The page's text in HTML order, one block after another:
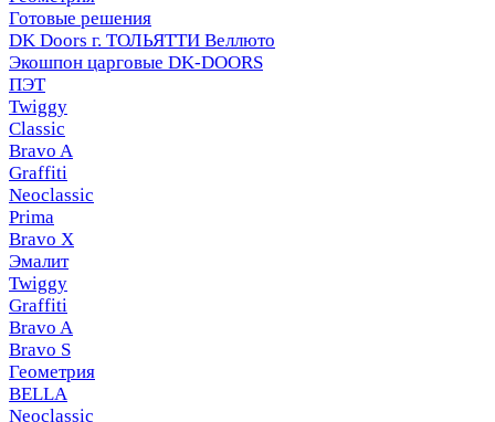
Готовые решения
DK Doors г. ТОЛЬЯТТИ Веллюто
Экошпон царговые DK-DOORS
ПЭТ
Twiggy
Classic
Bravo A
Graffiti
Neoclassic
Prima
Bravo X
Эмалит
Twiggy
Graffiti
Bravo A
Bravo S
Геометрия
BELLA
Neoclassic